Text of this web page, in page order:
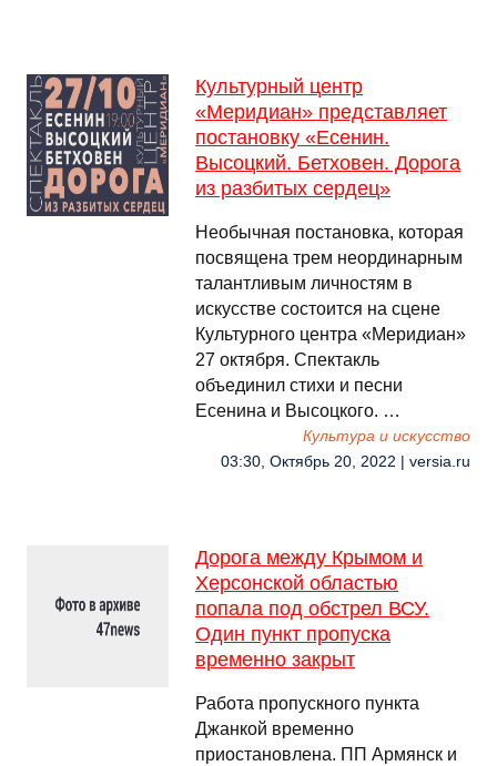
Культурный центр
«Меридиан» представляет
постановку «Есенин.
Высоцкий. Бетховен. Дорога
из разбитых сердец»
Необычная постановка, которая
посвящена трем неординарным
талантливым личностям в
искусстве состоится на сцене
Культурного центра «Меридиан»
27 октября. Спектакль
объединил стихи и песни
Есенина и Высоцкого. …
Культура и искусство
03:30, Октябрь 20, 2022 | versia.ru
Дорога между Крымом и
Херсонской областью
попала под обстрел ВСУ.
Один пункт пропуска
временно закрыт
Работа пропускного пункта
Джанкой временно
приостановлена. ПП Армянск и